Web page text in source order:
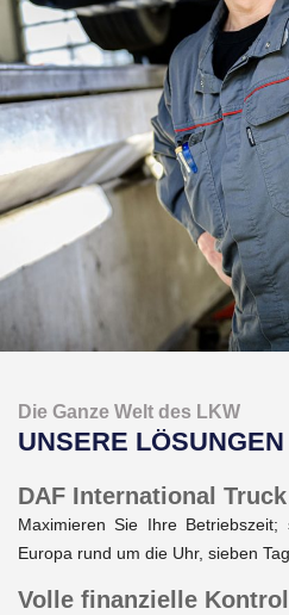
Die Ganze Welt des LKW
UNSERE LÖSUNGEN
DAF International
Maximieren Sie Ihre
Europa rund um die Uhr, sieben
Volle finanzielle